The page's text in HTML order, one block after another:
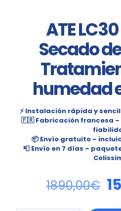
ATE
Secado
humedad
⚡ Instalación rápida y
🇫🇷 Fabricación francesa
📦 Envío gratuito –
📮 Envío en 7 días –
1890,00€